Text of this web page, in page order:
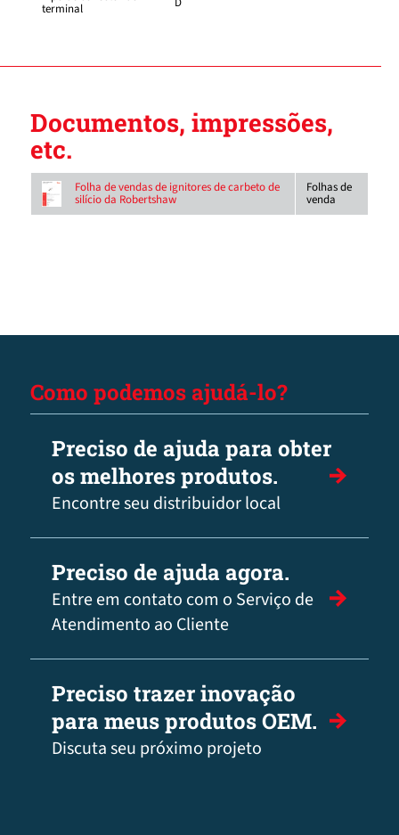
terminal
Documentos, impressões,
etc.
Folha de vendas de ignitores de carbeto de
silício da Robertshaw
Folhas de
venda
Como podemos ajudá-lo?
Preciso de ajuda para obter
os melhores produtos.
Encontre seu distribuidor local
Preciso de ajuda agora.
Entre em contato com o Serviço de
Atendimento ao Cliente
Preciso trazer inovação
para meus produtos OEM.
Discuta seu próximo projeto